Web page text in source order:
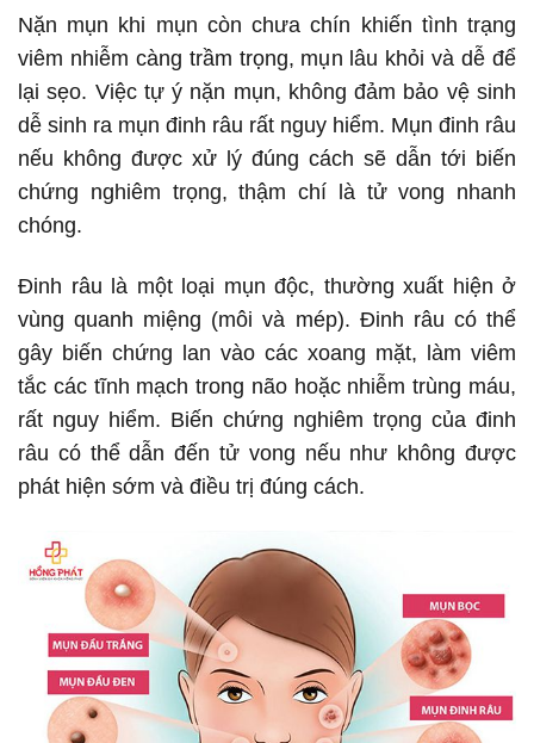
Nặn mụn khi mụn còn chưa chín khiến tình trạng
viêm nhiễm càng trầm trọng, mụn lâu khỏi và dễ để
lại sẹo. Việc tự ý nặn mụn, không đảm bảo vệ sinh
dễ sinh ra mụn đinh râu rất nguy hiểm. Mụn đinh râu
nếu không được xử lý đúng cách sẽ dẫn tới biến
chứng nghiêm trọng, thậm chí là tử vong nhanh
chóng.
Đinh râu là một loại mụn độc, thường xuất hiện ở
vùng quanh miệng (môi và mép). Đinh râu có thể
gây biến chứng lan vào các xoang mặt, làm viêm
tắc các tĩnh mạch trong não hoặc nhiễm trùng máu,
rất nguy hiểm. Biến chứng nghiêm trọng của đinh
râu có thể dẫn đến tử vong nếu như không được
phát hiện sớm và điều trị đúng cách.